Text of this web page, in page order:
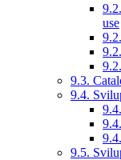
use
9.3.
9.4.
9.5.